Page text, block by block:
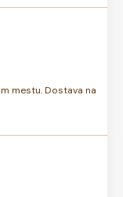
mestu. Dostava na